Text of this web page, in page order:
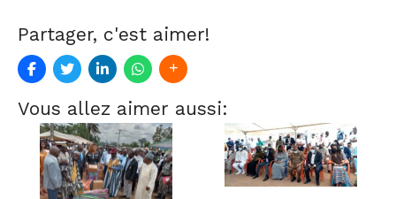
Partager, c'est aimer!
Vous allez aimer aussi: